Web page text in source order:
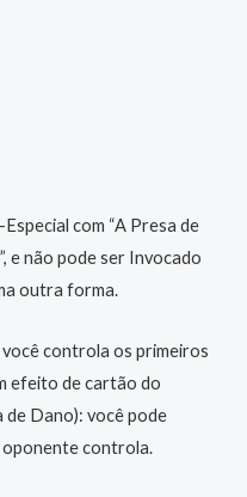
com “A Presa de
e não pode ser Invocado
outra forma.
controla os primeiros
efeito de cartão do
Dano): você pode
controla.